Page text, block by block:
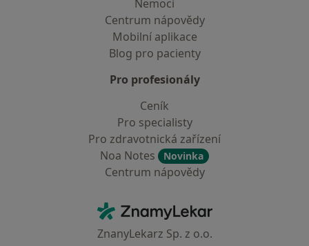
Nemoci
Centrum nápovědy
Mobilní aplikace
Blog pro pacienty
Pro profesionály
Ceník
Pro specialisty
Pro zdravotnická zařízení
Noa Notes
Novinka
Centrum nápovědy
ZnamyLekar - Hlavní stránka
ZnanyLekarz Sp. z o.o.